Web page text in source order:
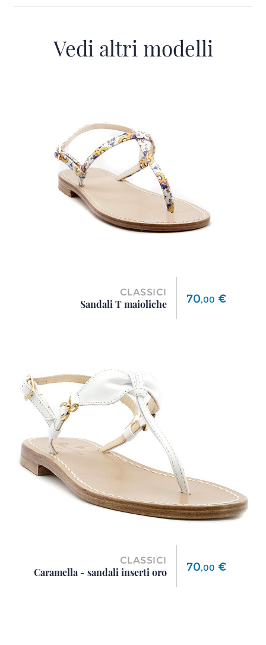
Vedi altri modelli
CLASSICI
Sandali T maioliche
Prezzo
70,00 €
CLASSICI
Caramella - sandali inserti oro
Prezzo
70,00 €